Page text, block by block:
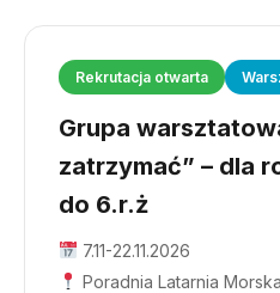
Rekrutacja otwarta
Grupa
zatrzymać” – dla
do 6.r.ż
7.11-22.11.2026
Poradnia Latarnia